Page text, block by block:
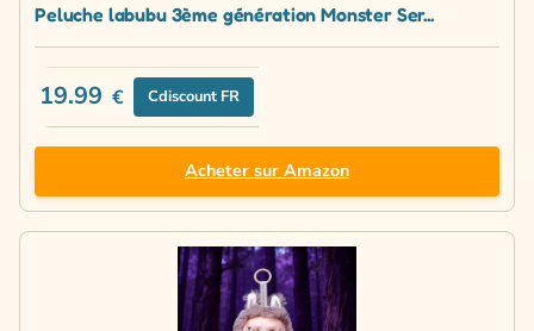
Peluche labubu 3ème génération Monster Ser...
19.99 € Cdiscount FR
Acheter sur Amazon